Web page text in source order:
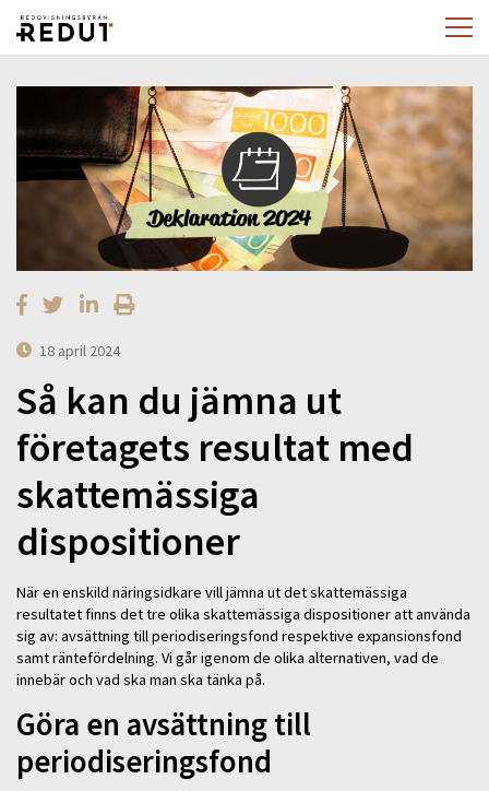
18 april 2024
Så kan du jämna ut
företagets resultat med
skattemässiga
dispositioner
När en enskild näringsidkare vill jämna ut det skattemässiga
resultatet finns det tre olika skattemässiga dispositioner att använda
sig av: avsättning till periodiseringsfond respektive expansionsfond
samt räntefördelning. Vi går igenom de olika alternativen, vad de
innebär och vad ska man ska tänka på.
Göra en avsättning till
periodiseringsfond